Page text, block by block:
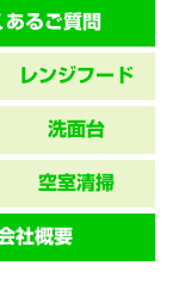
あるご質問
レンジフード
洗面台
空室清掃
社概要